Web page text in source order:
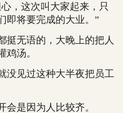
这次叫大家起来，只
即将要完成的大业。”
无语的，大晚上的把人
鸡汤。
见过这种大半夜把员工
是因为人比较齐。